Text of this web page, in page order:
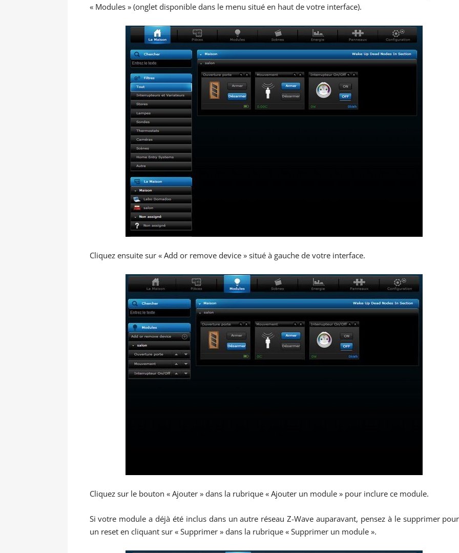
« Modules » (onglet disponible dans le menu situé en haut de votre interface).
Cliquez ensuite sur « Add or remove device » situé à gauche de votre interface.
Cliquez sur le bouton « Ajouter » dans la rubrique « Ajouter un module » pour inclure ce module.
Si votre module a déjà été inclus dans un autre réseau Z-Wave auparavant, pensez à le supprimer pour
un reset en cliquant sur « Supprimer » dans la rubrique « Supprimer un module ».